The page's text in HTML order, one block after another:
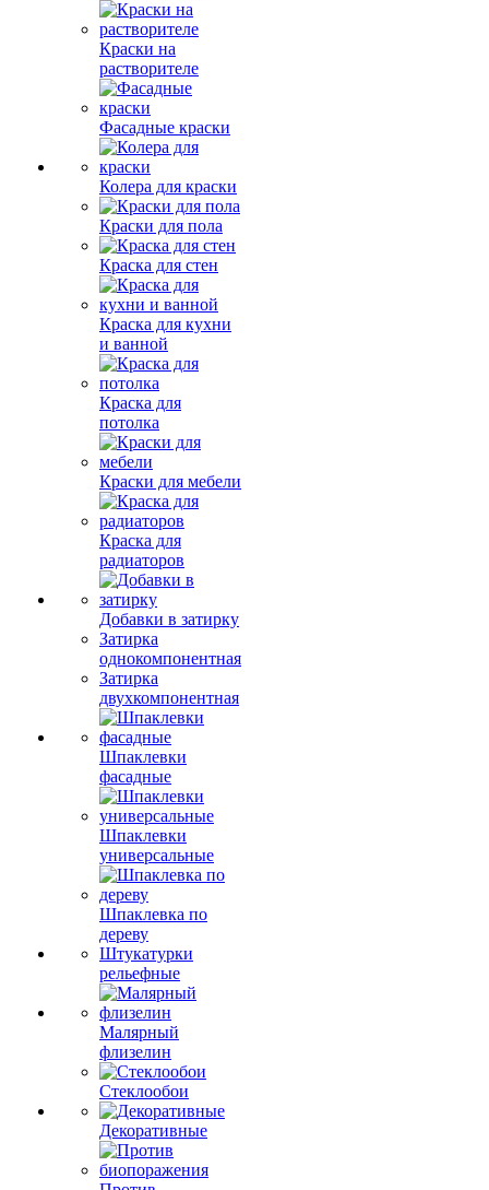
Краски на
растворителе
Фасадные краски
Колера для краски
Краски для пола
Краска для стен
Краска для кухни
и ванной
Краска для
потолка
Краски для мебели
Краска для
радиаторов
Добавки в затирку
Затирка
однокомпонентная
Затирка
двухкомпонентная
Шпаклевки
фасадные
Шпаклевки
универсальные
Шпаклевка по
дереву
Штукатурки
рельефные
Малярный
флизелин
Стеклообои
Декоративные